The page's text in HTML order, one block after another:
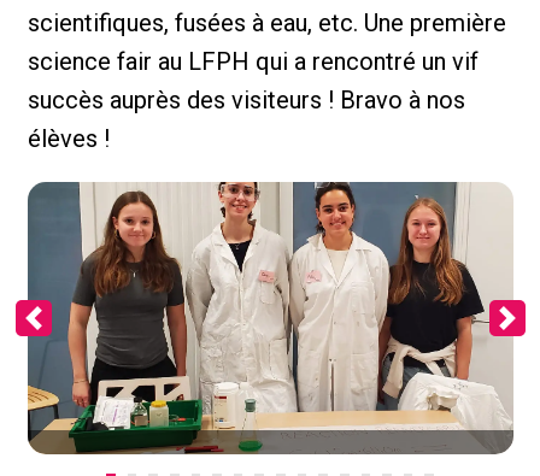
scientifiques, fusées à eau, etc. Une première
science fair au LFPH qui a rencontré un vif
succès auprès des visiteurs ! Bravo à nos
élèves !
Previous